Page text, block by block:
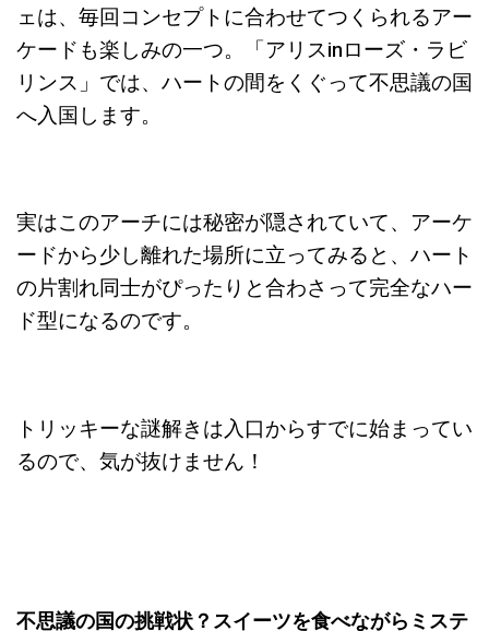
ェは、毎回コンセプトに合わせてつくられるアー
ケードも楽しみの一つ。「アリスinローズ・ラビ
リンス」では、ハートの間をくぐって不思議の国
へ入国します。
実はこのアーチには秘密が隠されていて、アーケ
ードから少し離れた場所に立ってみると、ハート
の片割れ同士がぴったりと合わさって完全なハー
ド型になるのです。
トリッキーな謎解きは入口からすでに始まってい
るので、気が抜けません！
不思議の国の挑戦状？スイーツを食べながらミステ